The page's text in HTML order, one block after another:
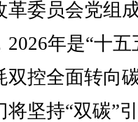
委员会党组
年是“十五
双控全面转向
坚持“双碳”